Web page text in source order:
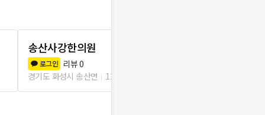
송산사강한의원
로그인 리뷰0
경기도 화성시 송산면
121m